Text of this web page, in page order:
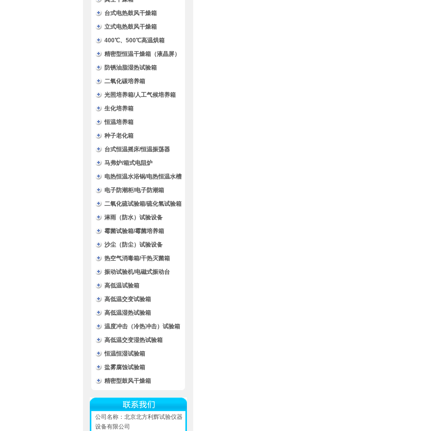
台式电热鼓风干燥箱
立式电热鼓风干燥箱
400℃、500℃高温烘箱
精密型恒温干燥箱（液晶屏）
防锈油脂湿热试验箱
二氧化碳培养箱
光照培养箱/人工气候培养箱
生化培养箱
恒温培养箱
种子老化箱
台式恒温摇床/恒温振荡器
马弗炉/箱式电阻炉
电热恒温水浴锅/电热恒温水槽
电子防潮柜/电子防潮箱
二氧化硫试验箱/硫化氢试验箱
淋雨（防水）试验设备
霉菌试验箱/霉菌培养箱
沙尘（防尘）试验设备
热空气消毒箱/干热灭菌箱
振动试验机/电磁式振动台
高低温试验箱
高低温交变试验箱
高低温湿热试验箱
温度冲击（冷热冲击）试验箱
高低温交变湿热试验箱
恒温恒湿试验箱
盐雾腐蚀试验箱
精密型鼓风干燥箱
公司名称：北京北方利辉试验仪器
设备有限公司